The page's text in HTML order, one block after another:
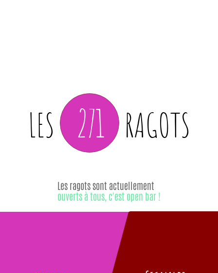
LES 271 RAGOTS
Les ragots sont actuellement
ouverts à tous, c'est open bar !